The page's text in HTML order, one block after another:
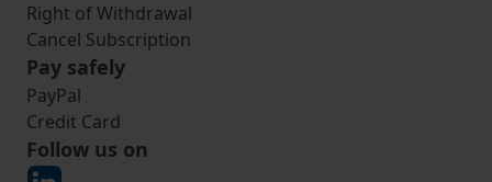
Right of Withdrawal
Cancel Subscription
Pay safely
PayPal
Credit Card
Follow us on